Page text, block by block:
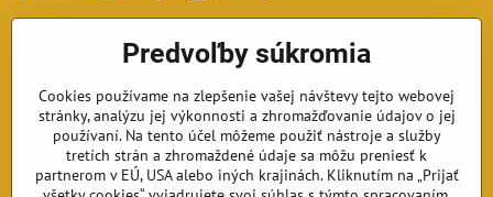
Predvoľby súkromia
Cookies používame na zlepšenie vašej návštevy tejto webovej
stránky, analýzu jej výkonnosti a zhromažďovanie údajov o jej
používaní. Na tento účel môžeme použiť nástroje a služby
tretích strán a zhromaždené údaje sa môžu preniesť k
partnerom v EÚ, USA alebo iných krajinách. Kliknutím na „Prijať